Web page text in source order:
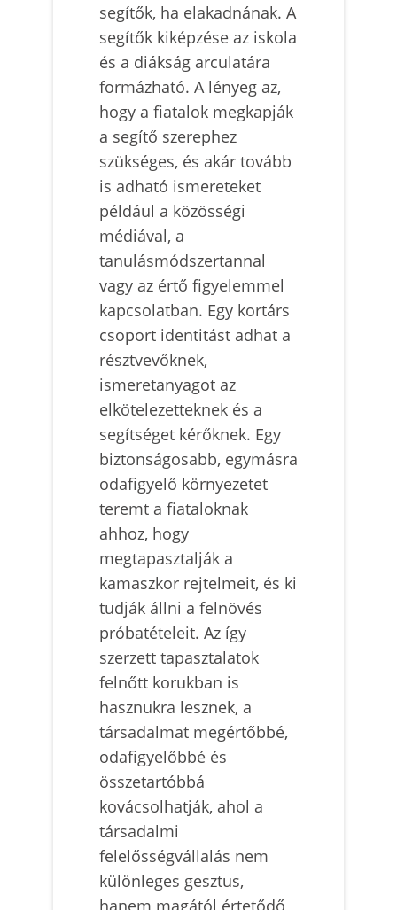
segítők, ha elakadnának. A
segítők kiképzése az iskola
és a diákság arculatára
formázható. A lényeg az,
hogy a fiatalok megkapják
a segítő szerephez
szükséges, és akár tovább
is adható ismereteket
például a közösségi
médiával, a
tanulásmódszertannal
vagy az értő figyelemmel
kapcsolatban. Egy kortárs
csoport identitást adhat a
résztvevőknek,
ismeretanyagot az
elkötelezetteknek és a
segítséget kérőknek. Egy
biztonságosabb, egymásra
odafigyelő környezetet
teremt a fiataloknak
ahhoz, hogy
megtapasztalják a
kamaszkor rejtelmeit, és ki
tudják állni a felnövés
próbatételeit. Az így
szerzett tapasztalatok
felnőtt korukban is
hasznukra lesznek, a
társadalmat megértőbbé,
odafigyelőbbé és
összetartóbbá
kovácsolhatják, ahol a
társadalmi
felelősségvállalás nem
különleges gesztus,